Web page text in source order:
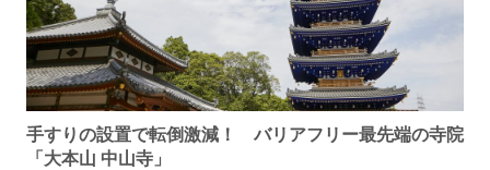
手すりの設置で転倒激減！ バリアフリー最先端の寺院
「大本山 中山寺」